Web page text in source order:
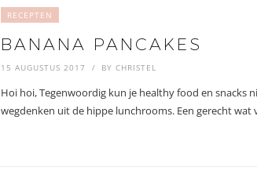
RECEPTEN
BANANA PANCAKES
15 AUGUSTUS 2017 BY CHRISTEL
Hoi hoi, Tegenwoordig kun je healthy food en snacks
wegdenken uit de hippe lunchrooms. Een gerecht wat